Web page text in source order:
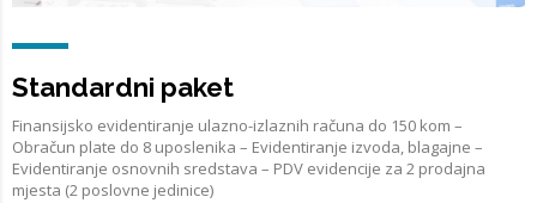
Standardni paket
Finansijsko evidentiranje ulazno-izlaznih računa do 150 kom –
Obračun plate do 8 uposlenika – Evidentiranje izvoda, blagajne –
Evidentiranje osnovnih sredstava – PDV evidencije za 2 prodajna
mjesta (2 poslovne jedinice)